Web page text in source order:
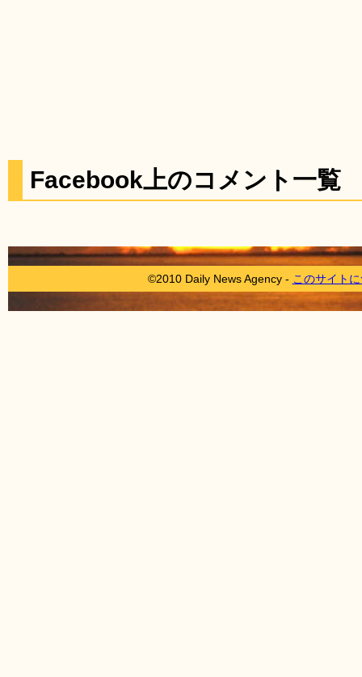
Facebook上のコメント一覧
©2010 Daily News Agency - このサイト